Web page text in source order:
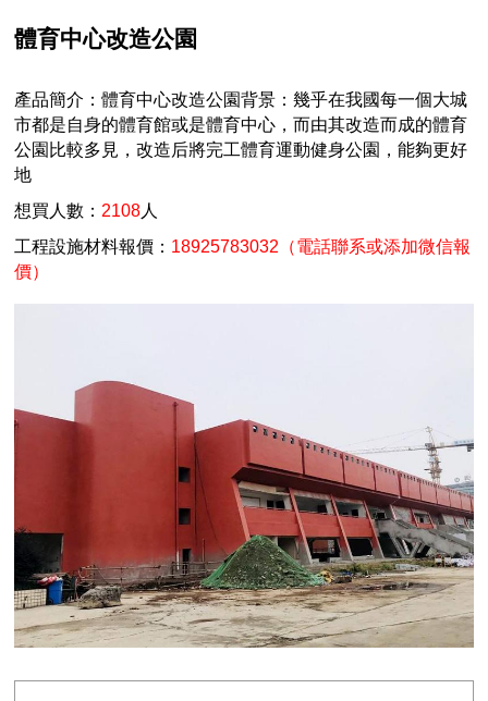
體育中心改造公園
產品簡介：體育中心改造公園背景：幾乎在我國每一個大城
市都是自身的體育館或是體育中心，而由其改造而成的體育
公園比較多見，改造后將完工體育運動健身公園，能夠更好
地
想買人數：2108人
工程設施材料報價： 18925783032（電話聯系或添加微信報
價）